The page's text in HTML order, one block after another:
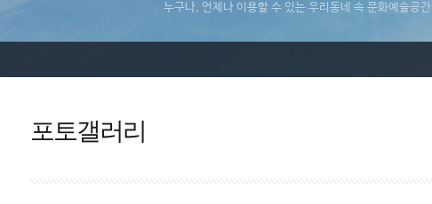
누구나, 언제나 이용할 수 있는 우리동네 속 문화예술공간
포토갤러리